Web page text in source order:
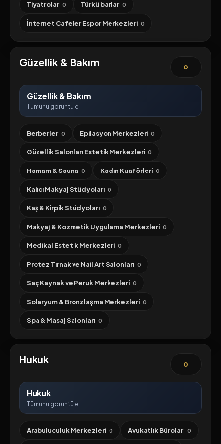
Tiyatrolar 0 Türkü barlar 0
İnternet Cafeler Espor Merkezleri 0
Güzellik & Bakım 0
Güzellik & Bakım
Tümünü görüntüle
Berberler 0 Epilasyon Merkezleri 0
Güzellik Salonları Estetik Merkezleri 0
Hamam & Sauna 0 Kadın Kuaförleri 0
Kalıcı Makyaj Stüdyoları 0
Kaş & Kirpik Stüdyoları 0
Makyaj & Kozmetik Uygulama Merkezleri 0
Medikal Estetik Merkezleri 0
Protez Tırnak ve Nail Art Salonları 0
Saç Kaynak ve Peruk Merkezleri 0
Solaryum & Bronzlaşma Merkezleri 0
Spa & Masaj Salonları 0
Hukuk 0
Hukuk
Tümünü görüntüle
Arabuluculuk Merkezleri 0 Avukatlık Büroları 0